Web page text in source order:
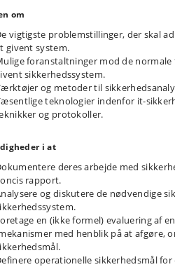
om
vigtigste problemstillinger, der skal
givent system.
foranstaltninger mod de
sikkerhedssystem.
og metoder til
teknologier indenfor it-
og protokoller.
i at
deres arbejde med
rapport.
og diskutere de nødvendige
en (ikke formel) evaluering af
med henblik på at afgøre,
operationelle sikkerhedsmål